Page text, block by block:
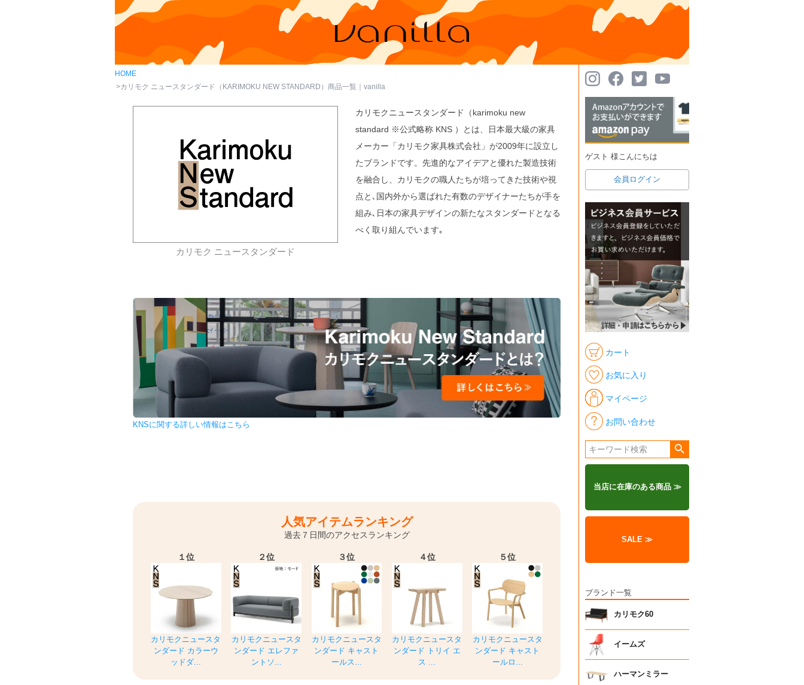
HOME
カリモク ニュースタンダード（KARIMOKU NEW STANDARD）商品一覧｜vanilla
カリモク ニュースタンダード
カリモクニュースタンダード（karimoku new
standard ※公式略称 KNS ）とは、日本最大級の家具
メーカー「カリモク家具株式会社」が2009年に設立し
たブランドです。先進的なアイデアと優れた製造技術
を融合し、カリモクの職人たちが培ってきた技術や視
点と､国内外から選ばれた有数のデザイナーたちが手を
組み､日本の家具デザインの新たなスタンダードとなる
べく取り組んでいます｡
KNSに関する詳しい情報はこちら
人気アイテムランキング
過去７日間のアクセスランキング
１位
カリモクニュースタ
ンダード カラーウ
ッドダ...
２位
カリモクニュースタ
ンダード エレファ
ントソ...
３位
カリモクニュースタ
ンダード キャスト
ールス...
４位
カリモクニュースタ
ンダード トリイ エ
ス ...
５位
カリモクニュースタ
ンダード キャスト
ールロ...
ゲスト 様こんにちは
会員ログイン
カート
お気に入り
マイページ
お問い合わせ
当店に在庫のある商品 ≫
SALE ≫
ブランド一覧
カリモク60
イームズ
ハーマンミラー